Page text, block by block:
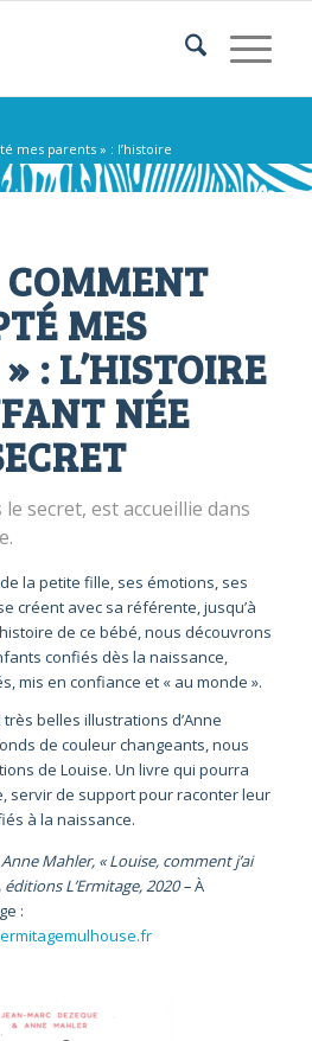
mes parents » : l’histoire
MES
: L’HISTOIRE
NÉE
secret, est accueillie dans
la petite fille, ses émotions, ses
créent avec sa référente, jusqu’à
de ce bébé, nous découvrons
confiés dès la naissance,
mis en confiance et « au monde ».
belles illustrations d’Anne
de couleur changeants, nous
de Louise. Un livre qui pourra
servir de support pour raconter leur
à la naissance.
Mahler, « Louise, comment j’ai
L’Ermitage, 2020 –À
: